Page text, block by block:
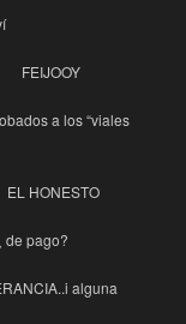
FEIJOOY
a los “viales
EL HONESTO
de pago?
alguna